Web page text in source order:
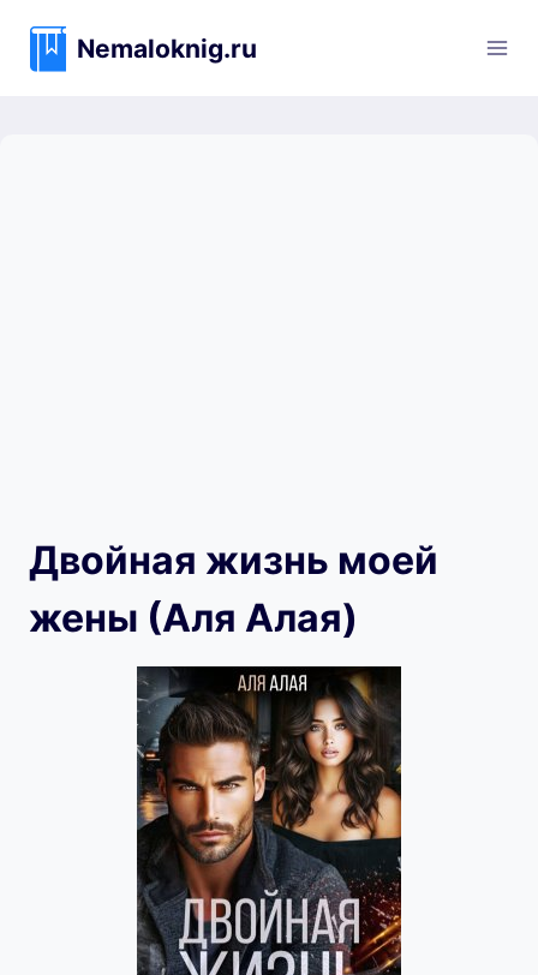
содержимому
Nemaloknig.ru
Двойная жизнь моей
жены (Аля Алая)